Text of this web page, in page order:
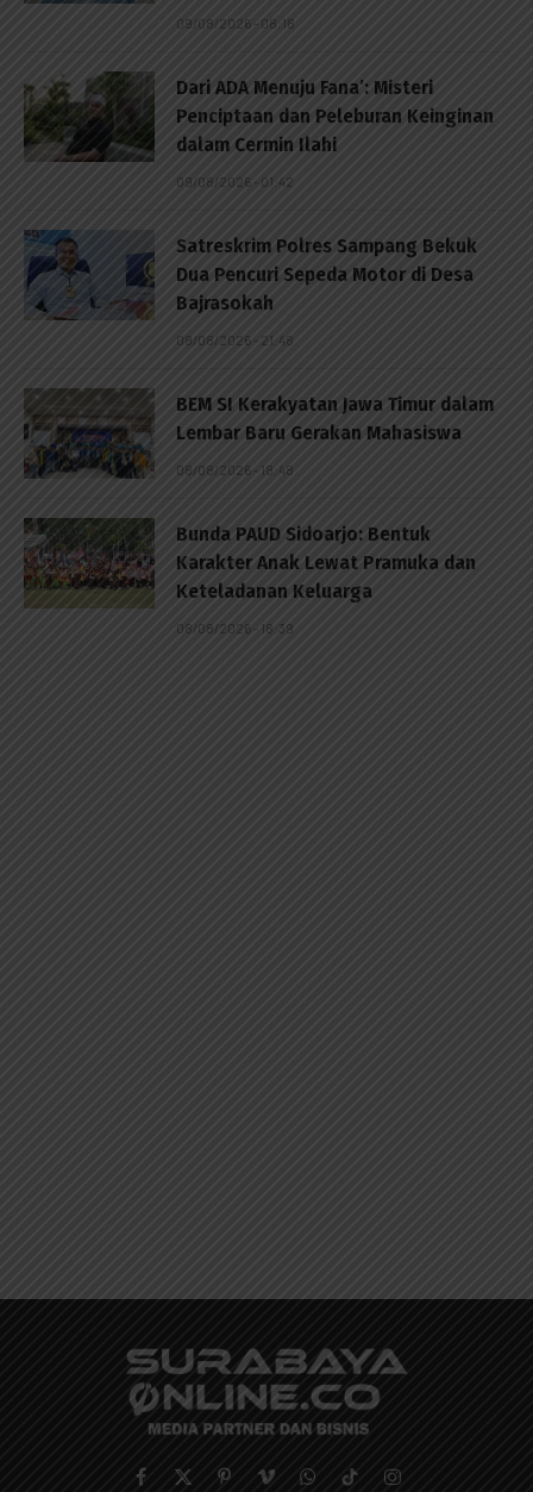
09/08/2026 - 08:18
Dari ADA Menuju Fana’: Misteri
Penciptaan dan Peleburan Keinginan
dalam Cermin Ilahi
09/08/2026 - 01:42
Satreskrim Polres Sampang Bekuk
Dua Pencuri Sepeda Motor di Desa
Bajrasokah
08/08/2026 - 21:48
BEM SI Kerakyatan Jawa Timur dalam
Lembar Baru Gerakan Mahasiswa
08/08/2026 - 18:48
Bunda PAUD Sidoarjo: Bentuk
Karakter Anak Lewat Pramuka dan
Keteladanan Keluarga
08/08/2026 - 18:39